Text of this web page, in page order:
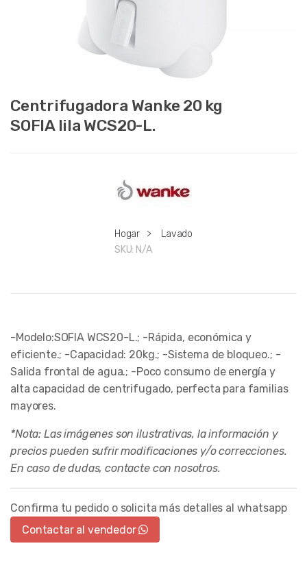
Centrifugadora Wanke 20 kg
SOFIA lila WCS20-L.
Hogar >
Lavado
SKU: N/A
-Modelo:SOFIA WCS20-L.; -Rápida, económica y
eficiente.; -Capacidad: 20kg.; -Sistema de bloqueo.; -
Salida frontal de agua.; -Poco consumo de energía y
alta capacidad de centrifugado, perfecta para familias
mayores.
*Nota: Las imágenes son ilustrativas, la información y
precios pueden sufrir modificaciones y/o correcciones.
En caso de dudas, contacte con nosotros.
Confirma tu pedido o solicita más detalles al whatsapp
Contactar al vendedor